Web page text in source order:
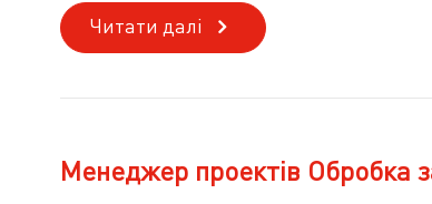
Читати далі
Менеджер проектів Обробка